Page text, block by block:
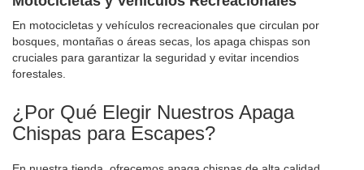
En motocicletas y vehículos recreacionales que circulan por
bosques, montañas o áreas secas, los apaga chispas son
cruciales para garantizar la seguridad y evitar incendios
forestales.
¿Por Qué Elegir Nuestros Apaga
Chispas para Escapes?